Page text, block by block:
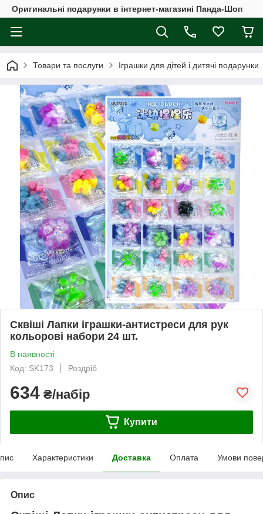
Оригинальні подарунки в інтернет-магазині Панда-Шоп
Товари та послуги Іграшки для дітей і дитячі подарунки
Сквіші Лапки іграшки-антистреси для рук
кольорові набори 24 шт.
В наявності
Код: SK173
Роздріб
634 ₴/набір
Купити
Характеристики Доставка Оплата Умови
Опис